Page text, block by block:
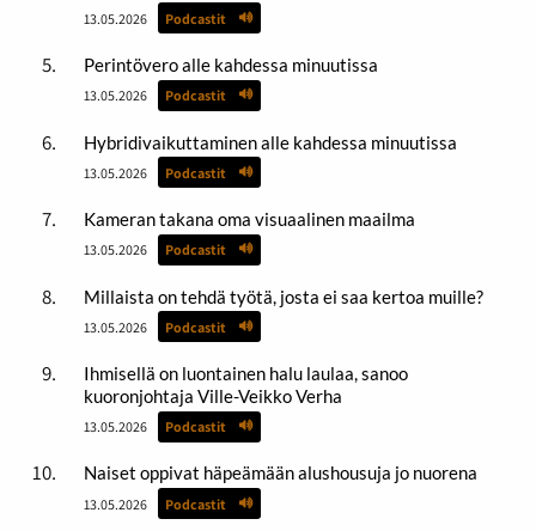
13.05.2026 Podcastit
Perintövero alle kahdessa minuutissa
13.05.2026 Podcastit
Hybridivaikuttaminen alle kahdessa minuutissa
13.05.2026 Podcastit
Kameran takana oma visuaalinen maailma
13.05.2026 Podcastit
Millaista on tehdä työtä, josta ei saa kertoa muille?
13.05.2026 Podcastit
Ihmisellä on luontainen halu laulaa, sanoo
kuoronjohtaja Ville-Veikko Verha
13.05.2026 Podcastit
Naiset oppivat häpeämään alushousuja jo nuorena
13.05.2026 Podcastit